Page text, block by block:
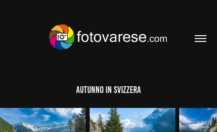
Autunno in Svizzera